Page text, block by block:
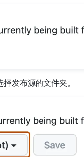
发布源的文件夹。